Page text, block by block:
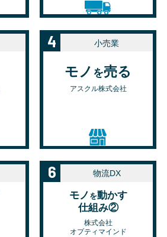
4 小売業
モノ を売る
アスクル株式会社
6 物流DX
モノ を動かす
仕組み②
株式会社
オプティマインド